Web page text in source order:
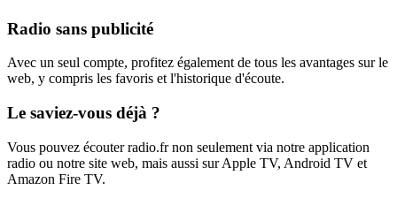
Radio sans publicité
Avec un seul compte, profitez également de tous les avantages sur le
web, y compris les favoris et l'historique d'écoute.
Le saviez-vous déjà ?
Vous pouvez écouter radio.fr non seulement via notre application
radio ou notre site web, mais aussi sur Apple TV, Android TV et
Amazon Fire TV.